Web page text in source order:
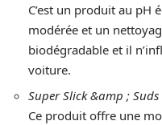
C’est un produit au pH
modérée et un
biodégradable et il
voiture.
Super Slick &amp ;
Ce produit offre une